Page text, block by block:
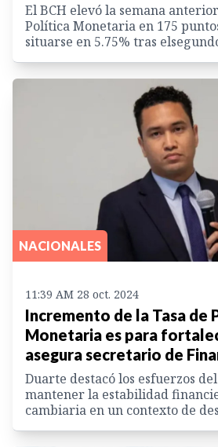
El BCH elevó la semana
Política Monetaria en 175
situarse en 5.75% tras
NACIONALES
11:39 AM 28 oct. 2024
Incremento de la Tasa de
Monetaria es para
asegura secretario de
Duarte destacó los esfuerzos
mantener la estabilidad
cambiaria en un contexto de